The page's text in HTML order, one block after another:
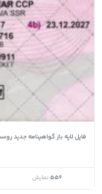
فایل لایه باز گواهینامه جدید
556 نمایش